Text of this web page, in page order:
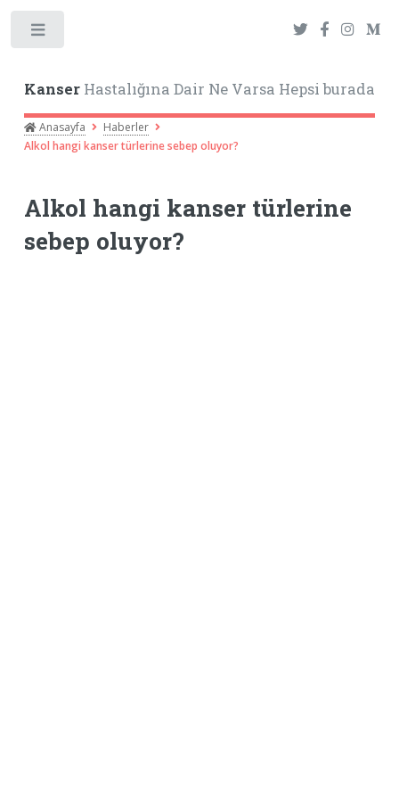
KanserHastalığına Dair Ne Varsa Hepsi burada
Anasayfa
Haberler
Alkol hangi kanser türlerine sebep oluyor?
Alkol hangi kanser türlerine
sebep oluyor?